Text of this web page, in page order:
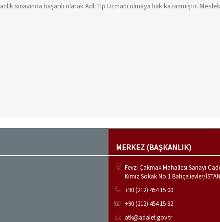
başarılı olarak Adli Tıp Uzmanı olmaya hak kazanmıştır.
MERKEZ (BAŞKANLIK)
Fevzi Çakmak Mahallesi Sanayi
Kımız Sokak No:1 Bahçelievler/
+90 (212) 454 15 00
+90 (212) 454 15 82
atk@adalet.gov.tr